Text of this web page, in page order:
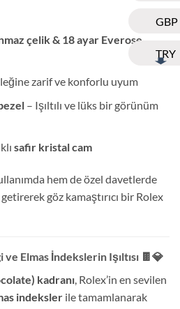
GBP
TRY
çelik & 18 ayar Everose
zarif ve konforlu uyum
– Işıltılı ve lüks bir görünüm
safir kristal cam
hem de özel davetlerde
göz kamaştırıcı bir Rolex
Elmas İndekslerin Işıltısı 🍫💎
kadranı, Rolex’in en sevilen
indeksler ile tamamlanarak